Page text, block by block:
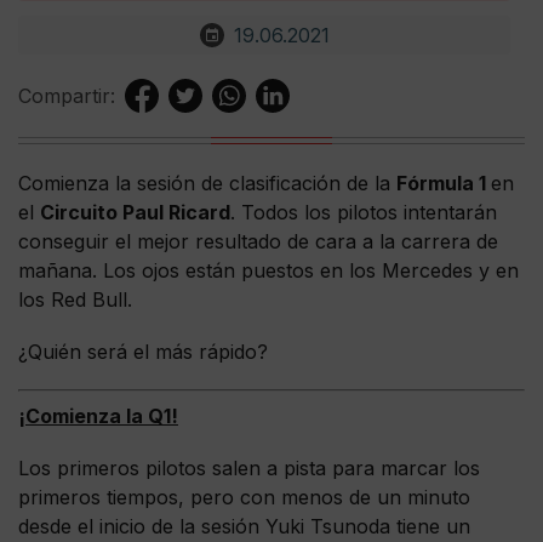
19.06.2021
Compartir:
Comienza la sesión de clasificación de la Fórmula 1 en
el Circuito Paul Ricard. Todos los pilotos intentarán
conseguir el mejor resultado de cara a la carrera de
mañana. Los ojos están puestos en los Mercedes y en
los Red Bull.
¿Quién será el más rápido?
¡Comienza la Q1!
Los primeros pilotos salen a pista para marcar los
primeros tiempos, pero con menos de un minuto
desde el inicio de la sesión Yuki Tsunoda tiene un